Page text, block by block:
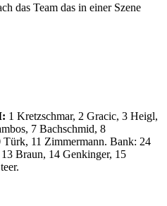
das Team das in einer Szene
1 Kretzschmar, 2 Gracic, 3 Heigl,
7 Bachschmid, 8
11 Zimmermann. Bank: 24
Braun, 14 Genkinger, 15